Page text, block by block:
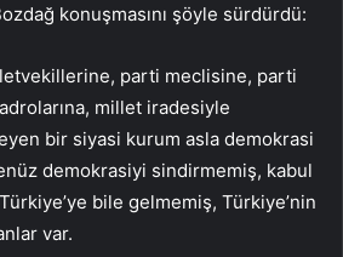
konuşmasını şöyle sürdürdü:
parti meclisine, parti
millet iradesiyle
bir siyasi kurum asla demokrasi
demokrasiyi sindirmemiş, kabul
bile gelmemiş, Türkiye’nin
var.